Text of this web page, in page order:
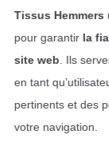
Tissus Hemmers
pour garantir la
site web . Ils
en tant
pertinents et des
votre navigation.